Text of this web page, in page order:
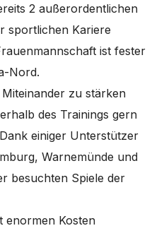
2 außerordentlichen
sportlichen Kariere
ist fester
Nord.
zu stärken
des Trainings gern
einiger Unterstützer
Warnemünde und
besuchten Spiele der
enormen Kosten